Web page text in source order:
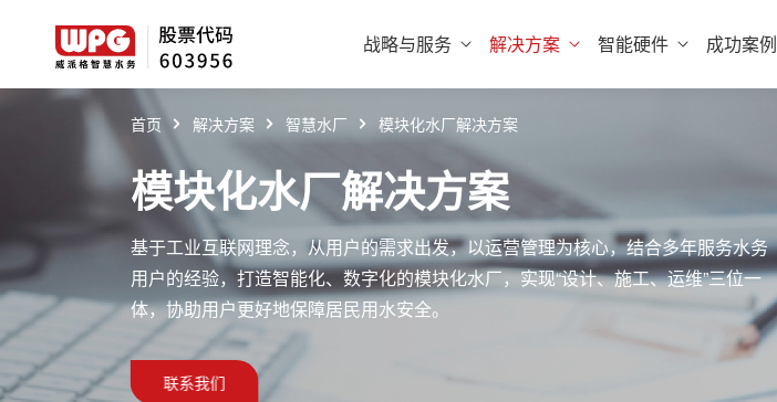
战略与服务 解决方案 智能硬件 成功案例
模块化水厂解决方案
基于工业互联网理念，从用户的需求出发，以运营管理为核心，结合多年服务水务
用户的经验，打造智能化、数字化的模块化水厂，实现“设计、施工、运维”三位一
体，协助用户更好地保障居民用水安全。
联系我们
首页 解决方案 智慧水厂 模块化水厂解决方案